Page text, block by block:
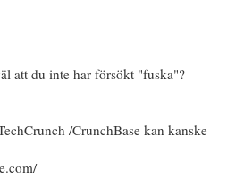
att du inte har försökt "fuska"?
/CrunchBase kan kanske